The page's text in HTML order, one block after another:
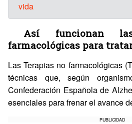
vida
Así funcionan
farmacológicas para
Las Terapias no farmacológicas
técnicas que, según
Confederación Española de
esenciales para frenar el avance
PUBLICIDAD